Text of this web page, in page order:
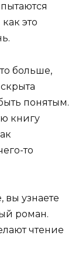
это
больше,
понятым.
книгу
то
узнаете
роман.
чтение